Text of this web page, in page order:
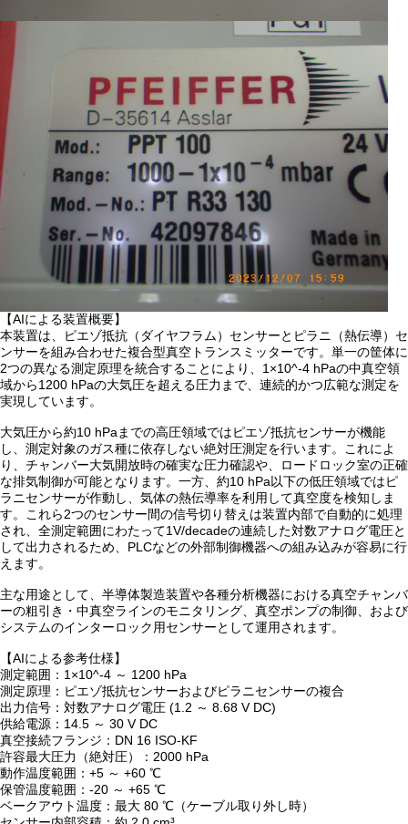
【AIによる装置概要】
本装置は、ピエゾ抵抗（ダイヤフラム）センサーとピラニ（熱伝導）セ
ンサーを組み合わせた複合型真空トランスミッターです。単一の筐体に
2つの異なる測定原理を統合することにより、1×10^-4 hPaの中真空領
域から1200 hPaの大気圧を超える圧力まで、連続的かつ広範な測定を
実現しています。
大気圧から約10 hPaまでの高圧領域ではピエゾ抵抗センサーが機能
し、測定対象のガス種に依存しない絶対圧測定を行います。これによ
り、チャンバー大気開放時の確実な圧力確認や、ロードロック室の正確
な排気制御が可能となります。一方、約10 hPa以下の低圧領域ではピ
ラニセンサーが作動し、気体の熱伝導率を利用して真空度を検知しま
す。これら2つのセンサー間の信号切り替えは装置内部で自動的に処理
され、全測定範囲にわたって1V/decadeの連続した対数アナログ電圧と
して出力されるため、PLCなどの外部制御機器への組み込みが容易に行
えます。
主な用途として、半導体製造装置や各種分析機器における真空チャンバ
ーの粗引き・中真空ラインのモニタリング、真空ポンプの制御、および
システムのインターロック用センサーとして運用されます。
【AIによる参考仕様】
測定範囲：1×10^-4 ～ 1200 hPa
測定原理：ピエゾ抵抗センサーおよびピラニセンサーの複合
出力信号：対数アナログ電圧 (1.2 ～ 8.68 V DC)
供給電源：14.5 ～ 30 V DC
真空接続フランジ：DN 16 ISO-KF
許容最大圧力（絶対圧）：2000 hPa
動作温度範囲：+5 ～ +60 ℃
保管温度範囲：-20 ～ +65 ℃
ベークアウト温度：最大 80 ℃（ケーブル取り外し時）